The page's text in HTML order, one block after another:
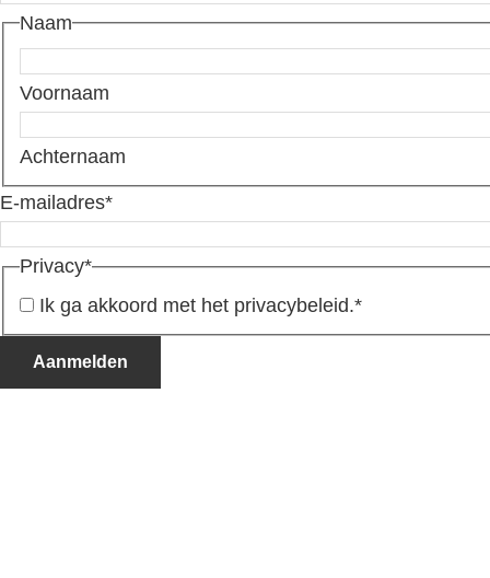
Naam
Voornaam
Achternaam
E-mailadres*
Privacy*
Ik ga akkoord met het privacybeleid.*
Aanmelden